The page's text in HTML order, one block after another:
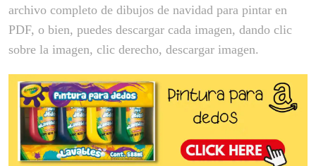
archivo completo de dibujos de navidad para pintar en
PDF, o bien, puedes descargar cada imagen, dando clic
sobre la imagen, clic derecho, descargar imagen.